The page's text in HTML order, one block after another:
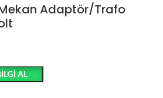
Adaptör/Trafo
AL